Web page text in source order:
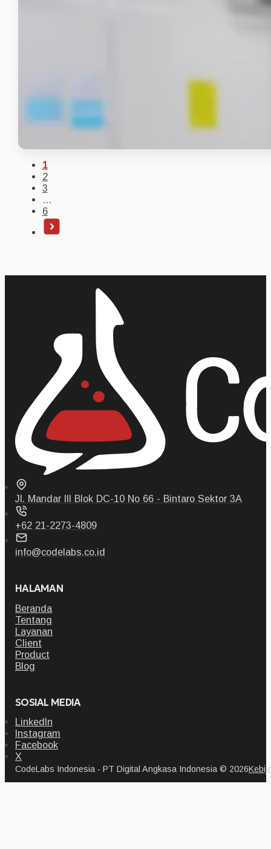
1
2
3
6
Jl. Mandar III Blok DC-10 No 66 - Bintaro Sektor 3A
+62 21-2273-4809
info@codelabs.co.id
HALAMAN
Beranda
Tentang
Layanan
Client
Product
Blog
SOSIAL MEDIA
LinkedIn
Instagram
Facebook
X
CodeLabs Indonesia - PT Digital Angkasa Indonesia © 2026